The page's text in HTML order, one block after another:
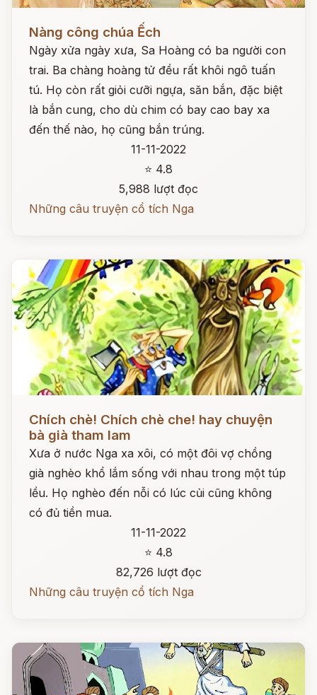
Nàng công chúa Ếch
Ngày xửa ngày xưa, Sa Hoàng có ba người con
trai. Ba chàng hoàng tử đều rất khôi ngô tuấn
tú. Họ còn rất giỏi cưỡi ngựa, săn bắn, đặc biệt
là bắn cung, cho dù chim có bay cao bay xa
đến thế nào, họ cũng bắn trúng.
11-11-2022
⭐ 4.8
5,988 lượt đọc
Những câu truyện cổ tích Nga
Chích chè! Chích chè che! hay chuyện
bà già tham lam
Xưa ở nước Nga xa xôi, có một đôi vợ chồng
già nghèo khổ lắm sống với nhau trong một túp
lều. Họ nghèo đến nỗi có lúc củi cũng không
có đủ tiền mua.
11-11-2022
⭐ 4.8
82,726 lượt đọc
Những câu truyện cổ tích Nga